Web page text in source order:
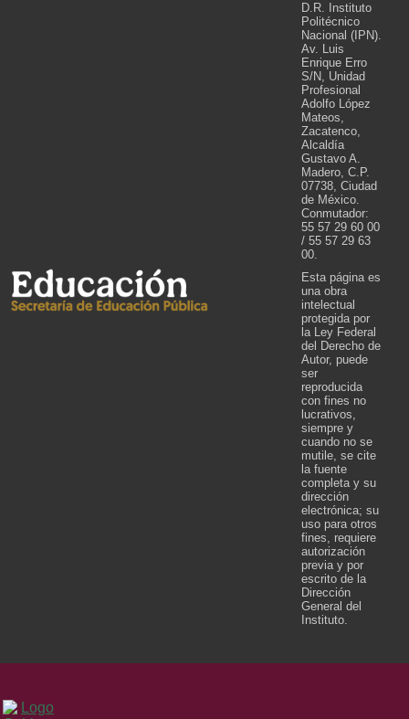
D.R. Instituto
Politécnico
Nacional (IPN).
Av. Luis
Enrique Erro
S/N, Unidad
Profesional
Adolfo López
Mateos,
Zacatenco,
Alcaldía
Gustavo A.
Madero, C.P.
07738, Ciudad
de México.
Conmutador:
55 57 29 60 00
/ 55 57 29 63
00.
Esta página es
una obra
intelectual
protegida por
la Ley Federal
del Derecho de
Autor, puede
ser
reproducida
con fines no
lucrativos,
siempre y
cuando no se
mutile, se cite
la fuente
completa y su
dirección
electrónica; su
uso para otros
fines, requiere
autorización
previa y por
escrito de la
Dirección
General del
Instituto.